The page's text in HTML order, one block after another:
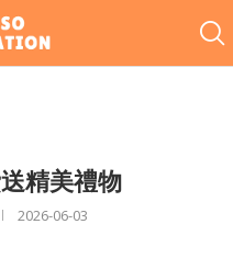
精美禮物
2026-06-03